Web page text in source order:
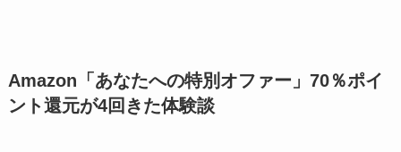
Amazon「あなたへの特別オファー」70％ポイ
ント還元が4回きた体験談